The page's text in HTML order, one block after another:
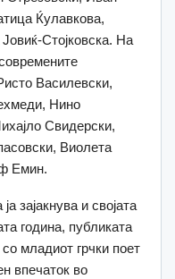
Ќулавкова,
Стојковска. На
Василевски,
Нино
Свидерски,
Виолета
Емин.
зајакнува и својата
година, публиката
младиот грчки поет
впечаток во